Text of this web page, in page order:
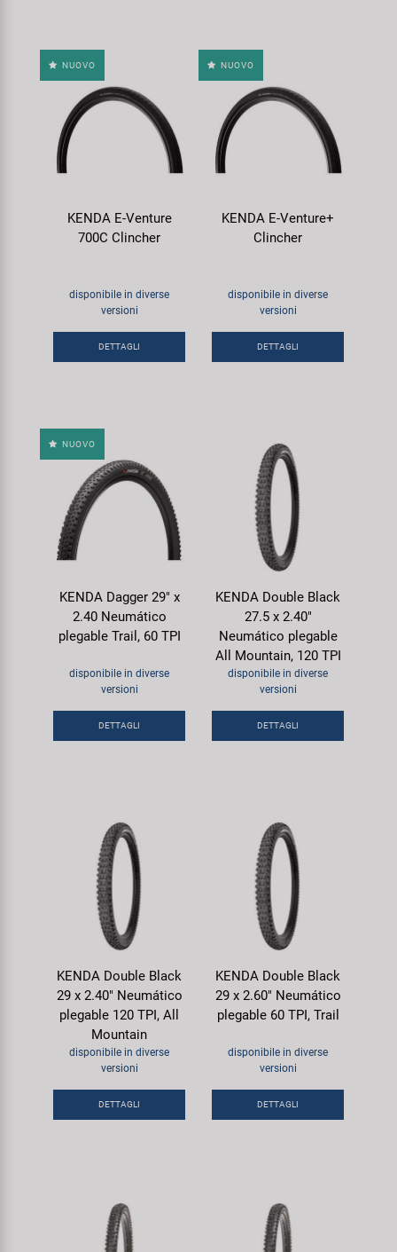
NUOVO
KENDA E-Venture
700C Clincher
disponibile in diverse
versioni
DETTAGLI
NUOVO
KENDA E-Venture+
Clincher
disponibile in diverse
versioni
DETTAGLI
NUOVO
KENDA Dagger 29" x
2.40 Neumático
plegable Trail, 60 TPI
disponibile in diverse
versioni
DETTAGLI
KENDA Double Black
27.5 x 2.40"
Neumático plegable
All Mountain, 120 TPI
disponibile in diverse
versioni
DETTAGLI
KENDA Double Black
29 x 2.40" Neumático
plegable 120 TPI, All
Mountain
disponibile in diverse
versioni
DETTAGLI
KENDA Double Black
29 x 2.60" Neumático
plegable 60 TPI, Trail
disponibile in diverse
versioni
DETTAGLI